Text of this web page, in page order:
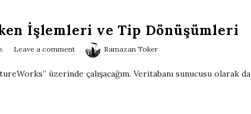
İşlemleri ve Tip Dönüşümleri
Leave a comment Ramazan Toker
üzerinde çalışacağım. Veritabanı sunucusu olarak da